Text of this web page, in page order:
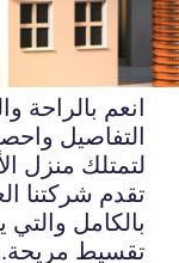
انعم بالراحة
التفاصيل
لتمتلك منزل
تقدم شركتنا
بالكامل
تقسيط مريحة.